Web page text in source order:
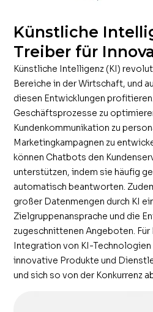
Künstliche
Treiber für
Künstliche Intelligenz (KI)
Bereiche in der Wirtschaft, und
diesen Entwicklungen
Geschäftsprozesse zu
Kundenkommunikation zu
Marketingkampagnen zu
können Chatbots den
unterstützen, indem sie häufig
automatisch beantworten.
großer Datenmengen durch KI
Zielgruppenansprache und die
zugeschnittenen Angeboten.
Integration von KI-
innovative Produkte und
und sich so von der Konkurrenz